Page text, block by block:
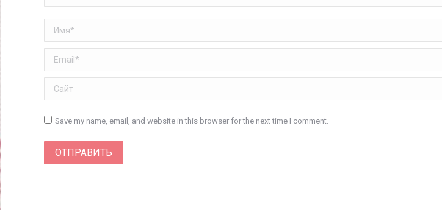
Имя *
Email *
Сайт
Save my name, email, and website in this browser for the next time I comment.
ОТПРАВИТЬ